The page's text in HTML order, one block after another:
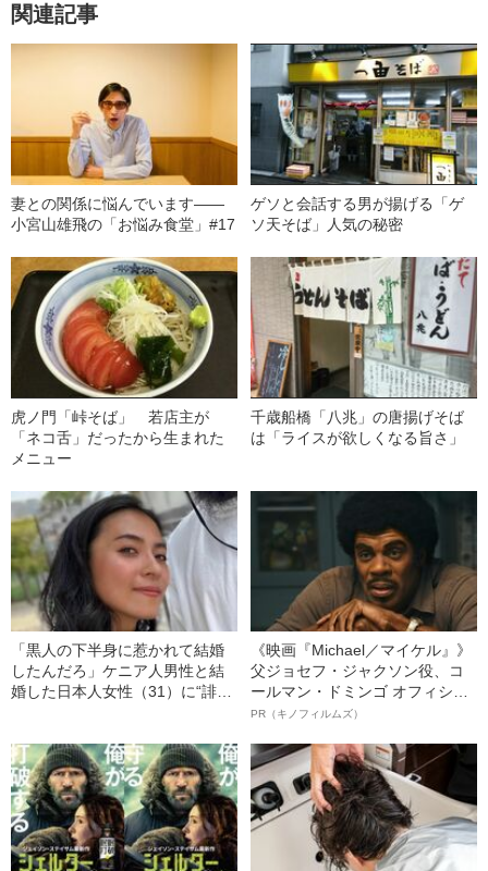
関連記事
妻との関係に悩んでいます――
小宮山雄飛の「お悩み食堂」#17
ゲソと会話する男が揚げる「ゲ
ソ天そば」人気の秘密
虎ノ門「峠そば」 若店主が
「ネコ舌」だったから生まれた
メニュー
千歳船橋「八兆」の唐揚げそば
は「ライスが欲しくなる旨さ」
「黒人の下半身に惹かれて結婚
したんだろ」ケニア人男性と結
婚した日本人女性（31）に“誹謗
《映画『Michael／マイケル』》
父ジョセフ・ジャクソン役、コ
ールマン・ドミンゴ オフィシャ
ルインタビュー“観客を魅了した
語る”《日本興収70億円突破》
PR（キノフィルムズ）